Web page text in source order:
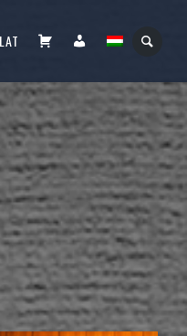
KOSÁR FIÓKOM